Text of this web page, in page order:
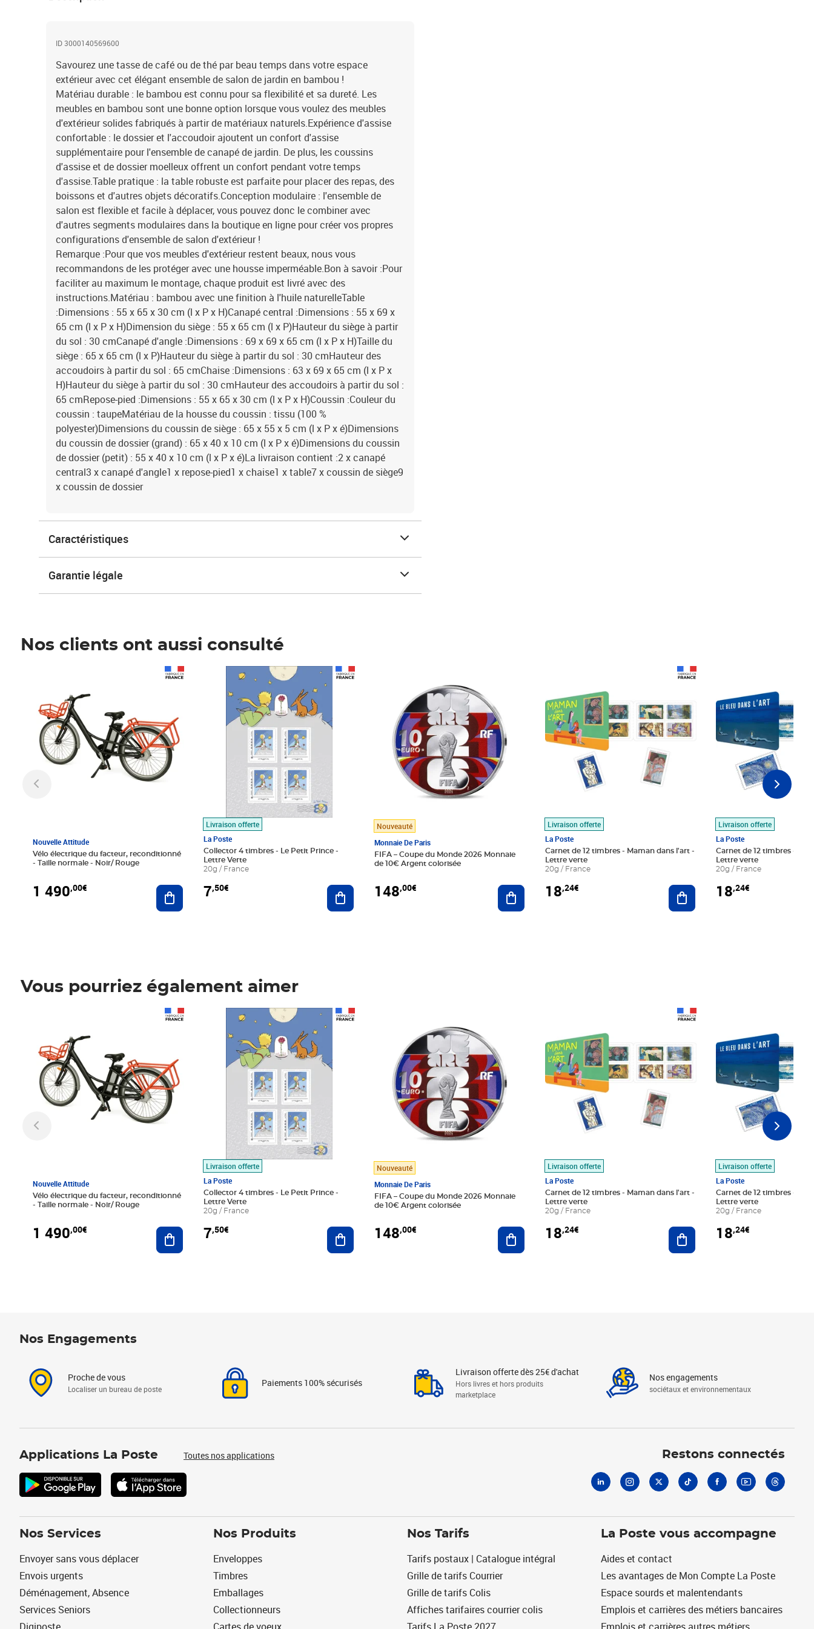
ID 3000140569600
Savourez une tasse de café ou de thé par beau temps dans votre espace
extérieur avec cet élégant ensemble de salon de jardin en bambou !
Matériau durable : le bambou est connu pour sa flexibilité et sa dureté. Les
meubles en bambou sont une bonne option lorsque vous voulez des meubles
d'extérieur solides fabriqués à partir de matériaux naturels.Expérience d'assise
confortable : le dossier et l'accoudoir ajoutent un confort d'assise
supplémentaire pour l'ensemble de canapé de jardin. De plus, les coussins
d'assise et de dossier moelleux offrent un confort pendant votre temps
d'assise.Table pratique : la table robuste est parfaite pour placer des repas, des
boissons et d'autres objets décoratifs.Conception modulaire : l'ensemble de
salon est flexible et facile à déplacer, vous pouvez donc le combiner avec
d'autres segments modulaires dans la boutique en ligne pour créer vos propres
configurations d'ensemble de salon d'extérieur !
Remarque :Pour que vos meubles d'extérieur restent beaux, nous vous
recommandons de les protéger avec une housse imperméable.Bon à savoir :Pour
faciliter au maximum le montage, chaque produit est livré avec des
instructions.Matériau : bambou avec une finition à l'huile naturelleTable
:Dimensions : 55 x 65 x 30 cm (l x P x H)Canapé central :Dimensions : 55 x 69 x
65 cm (l x P x H)Dimension du siège : 55 x 65 cm (l x P)Hauteur du siège à partir
du sol : 30 cmCanapé d'angle :Dimensions : 69 x 69 x 65 cm (l x P x H)Taille du
siège : 65 x 65 cm (l x P)Hauteur du siège à partir du sol : 30 cmHauteur des
accoudoirs à partir du sol : 65 cmChaise :Dimensions : 63 x 69 x 65 cm (l x P x
H)Hauteur du siège à partir du sol : 30 cmHauteur des accoudoirs à partir du sol :
65 cmRepose-pied :Dimensions : 55 x 65 x 30 cm (l x P x H)Coussin :Couleur du
coussin : taupeMatériau de la housse du coussin : tissu (100 %
polyester)Dimensions du coussin de siège : 65 x 55 x 5 cm (l x P x é)Dimensions
du coussin de dossier (grand) : 65 x 40 x 10 cm (l x P x é)Dimensions du coussin
de dossier (petit) : 55 x 40 x 10 cm (l x P x é)La livraison contient :2 x canapé
central3 x canapé d'angle1 x repose-pied1 x chaise1 x table7 x coussin de siège9
x coussin de dossier
Caractéristiques
Garantie légale
Nos clients ont aussi consulté
Nouvelle Attitude
Vélo électrique du facteur, reconditionné
- Taille normale - Noir/ Rouge
1 490,00€ Ajouter au panier
Livraison offerte
La Poste
Collector 4 timbres - Le Petit Prince -
Lettre Verte
20g / France
7,50€
Prix 7,50€
Ajouter au panier
Nouveauté
Monnaie De Paris
FIFA – Coupe du Monde 2026 Monnaie
de 10€ Argent colorisée
148,00€ Ajouter au panier
Livraison offerte
La Poste
Carnet de 12 timbres - Maman dans l'art -
Lettre verte
20g / France
18,24€ Ajouter au panier
Livraison offerte
La Poste
Carnet de 12 timbres - Le
Lettre verte
20g / France
18,24€
Vous pourriez également aimer
Nouvelle Attitude
Vélo électrique du facteur, reconditionné
- Taille normale - Noir/ Rouge
1 490,00€ Ajouter au panier
Livraison offerte
La Poste
Collector 4 timbres - Le Petit Prince -
Lettre Verte
20g / France
7,50€
Prix 7,50€
Ajouter au panier
Nouveauté
Monnaie De Paris
FIFA – Coupe du Monde 2026 Monnaie
de 10€ Argent colorisée
148,00€ Ajouter au panier
Livraison offerte
La Poste
Carnet de 12 timbres - Maman dans l'art -
Lettre verte
20g / France
18,24€ Ajouter au panier
Livraison offerte
La Poste
Carnet de 12 timbres - Le
Lettre verte
20g / France
18,24€
Nos Engagements
Proche de vous
Localiser un bureau de poste
Paiements 100% sécurisés
Livraison offerte dès 25€ d'achat
Hors livres et hors produits
marketplace
Nos engagements
sociétaux et environnementaux
Applications La Poste Toutes nos applications Restons connectés
Nos Services
Envoyer sans vous déplacer
Envois urgents
Déménagement, Absence
Services Seniors
Nos Produits
Enveloppes
Timbres
Emballages
Collectionneurs
Nos Tarifs
Tarifs postaux | Catalogue intégral
Grille de tarifs Courrier
Grille de tarifs Colis
Affiches tarifaires courrier colis
La Poste vous accompagne
Aides et contact
Les avantages de Mon Compte La Poste
Espace sourds et malentendants
Emplois et carrières des métiers bancaires